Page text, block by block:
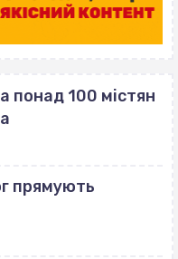
понад 100 містян
прямують